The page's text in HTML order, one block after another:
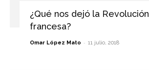
¿Qué nos dejó la Revolución
francesa?
Omar López Mato - 11 julio, 2018